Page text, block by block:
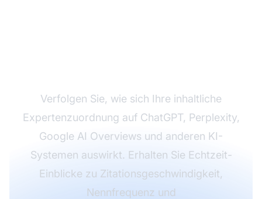
Verfolgen Sie, wie sich Ihre inhaltliche
Expertenzuordnung auf ChatGPT, Perplexity,
Google AI Overviews und anderen KI-
Systemen auswirkt. Erhalten Sie Echtzeit-
Einblicke zu Zitationsgeschwindigkeit,
Nennfrequenz und